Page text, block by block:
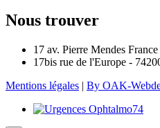
Nous trouver
17 av. Pierre Mendes
17bis rue de l'Europe -
Mentions légales | By OAK-